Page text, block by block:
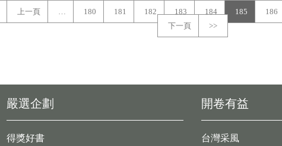
上一頁 180 181 182 183 184 185 186
下一頁
>>
開卷有益
台灣采風
嚴選企劃
得獎好書